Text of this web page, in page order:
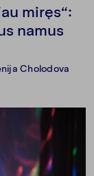
miręs“:
namus
Cholodova